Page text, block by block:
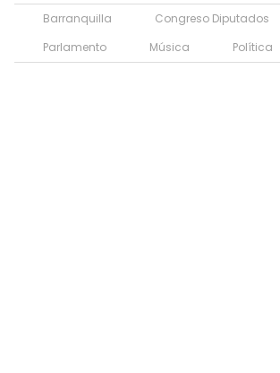
Barranquilla
Congreso Diputados
Parlamento
Música Política